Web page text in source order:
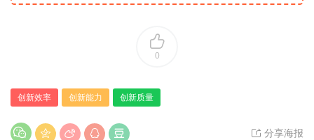
0
创新效率 创新能力 创新质量
分享海报